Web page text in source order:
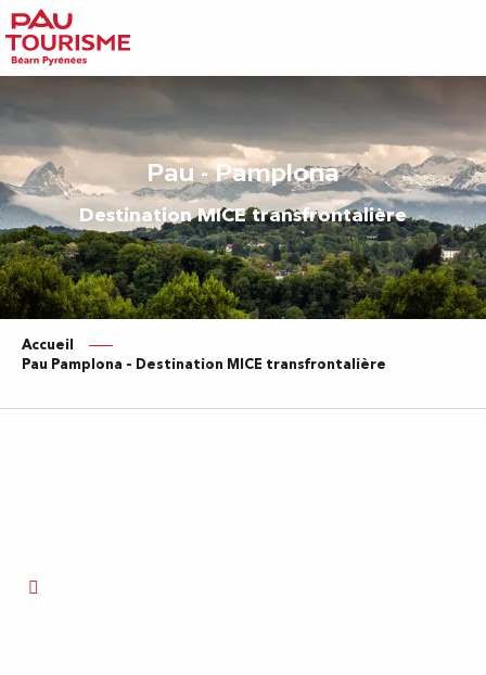
Aller
au
contenu
Pau - Pamplona
Destination MICE transfrontalière
Accueil
Pau Pamplona – Destination MICE transfrontalière